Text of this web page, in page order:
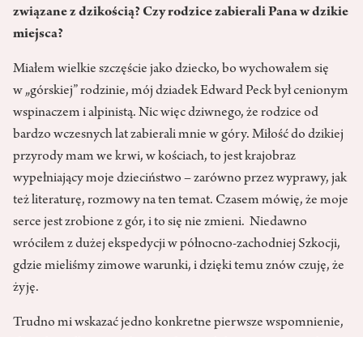
związane z dzikością? Czy rodzice zabierali Pana w dzikie
miejsca?
Miałem wielkie szczęście jako dziecko, bo wychowałem się
w „górskiej” rodzinie, mój dziadek Edward Peck był cenionym
wspinaczem i alpinistą. Nic więc dziwnego, że rodzice od
bardzo wczesnych lat zabierali mnie w góry. Miłość do dzikiej
przyrody mam we krwi, w kościach, to jest krajobraz
wypełniający moje dzieciństwo – zarówno przez wyprawy, jak
też literaturę, rozmowy na ten temat. Czasem mówię, że moje
serce jest zrobione z gór, i to się nie zmieni. Niedawno
wróciłem z dużej ekspedycji w północno-zachodniej Szkocji,
gdzie mieliśmy zimowe warunki, i dzięki temu znów czuję, że
żyję.
Trudno mi wskazać jedno konkretne pierwsze wspomnienie,